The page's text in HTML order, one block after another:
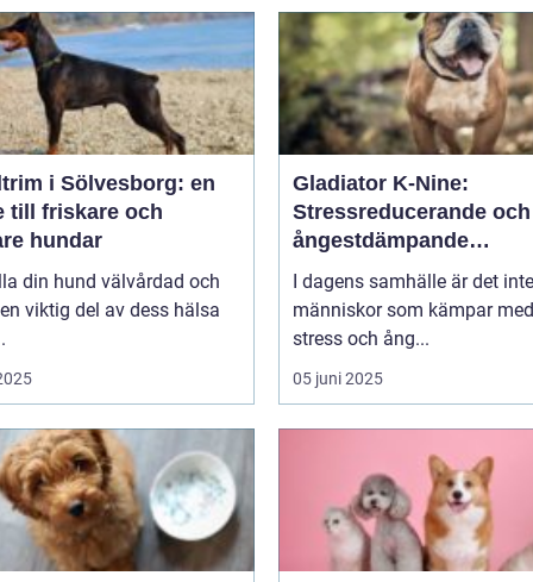
i Sölvesborg: en
till friskare och
hundar
din hund välvårdad och
viktig del av dess hälsa
Gladiator K-Nine:
Stressreducerande och
ångestdämpande
hundhalsband
I dagens samhälle är det
människor som kämpar med
stress och ång...
05 juni 2025